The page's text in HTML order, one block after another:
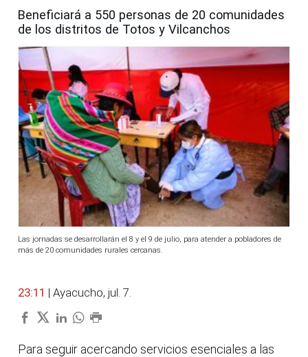
Beneficiará a 550 personas de 20 comunidades
de los distritos de Totos y Vilcanchos
Las jornadas se desarrollarán el 8 y el 9 de julio, para atender a pobladores de
más de 20 comunidades rurales cercanas.
23:11 | Ayacucho, jul. 7.
Para seguir acercando servicios esenciales a las